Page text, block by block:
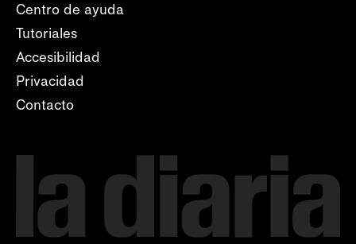
Centro de ayuda
Tutoriales
Accesibilidad
Privacidad
Contacto